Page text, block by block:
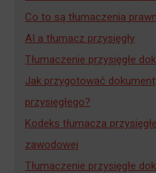
Co to są tłumaczenia
AI a tłumacz przysięgły
Tłumaczenie przysięgłe
Jak przygotować
przysięgłego?
Kodeks tłumacza
zawodowej
Tłumaczenie przysięgłe